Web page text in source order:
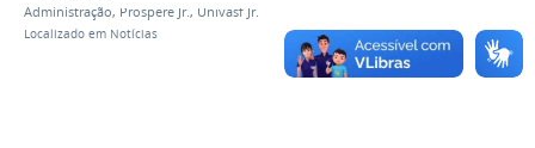
Administração, Prospere Jr., Univasf Jr.
Localizado em Notícias